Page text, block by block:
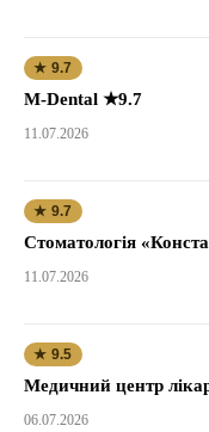
★ 9.7
M-Dental ★9.7
11.07.2026
★ 9.7
Стоматологія
11.07.2026
★ 9.5
Медичний центр
06.07.2026